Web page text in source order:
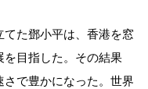
た鄧小平は、香港を窓
を目指した。その結果
さで豊かになった。世界